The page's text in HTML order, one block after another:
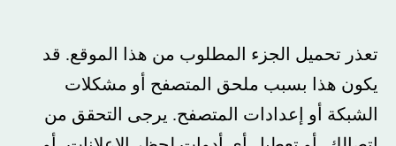
تعذر تحميل الجزء المطلوب من هذا الموقع. قد
يكون هذا بسبب ملحق المتصفح أو مشكلات
الشبكة أو إعدادات المتصفح. يرجى التحقق من